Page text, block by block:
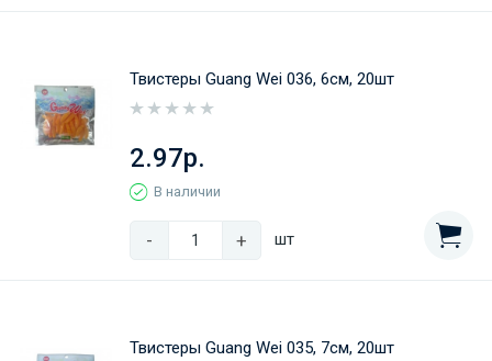
Твистеры Guang Wei 036, 6см, 20шт
2.97р.
В наличии
- + шт
Твистеры Guang Wei 035, 7см, 20шт